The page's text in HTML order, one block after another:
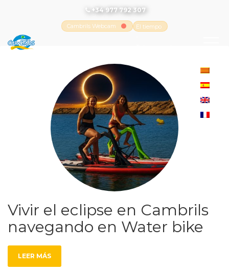
+34 977 792 307
Cambrils Webcam
El tiempo
Vivir el eclipse en Cambrils
navegando en Water bike
LEER MÁS